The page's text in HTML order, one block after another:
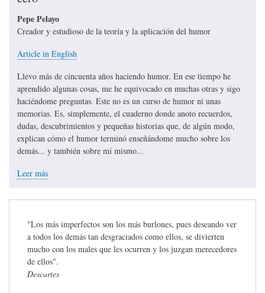
Pepe Pelayo
Creador y estudioso de la teoría y la aplicación del humor
Article in English
Llevo más de cincuenta años haciendo humor. En ese tiempo he
aprendido algunas cosas, me he equivocado en muchas otras y sigo
haciéndome preguntas. Este no es un curso de humor ni unas
memorias. Es, simplemente, el cuaderno donde anoto recuerdos,
dudas, descubrimientos y pequeñas historias que, de algún modo,
explican cómo el humor terminó enseñándome mucho sobre los
demás... y también sobre mí mismo...
Leer más
"Los más imperfectos son los más burlones, pues deseando ver
a todos los demás tan desgraciados como ellos, se divierten
mucho con los males que les ocurren y los juzgan merecedores
de ellos".
Descartes